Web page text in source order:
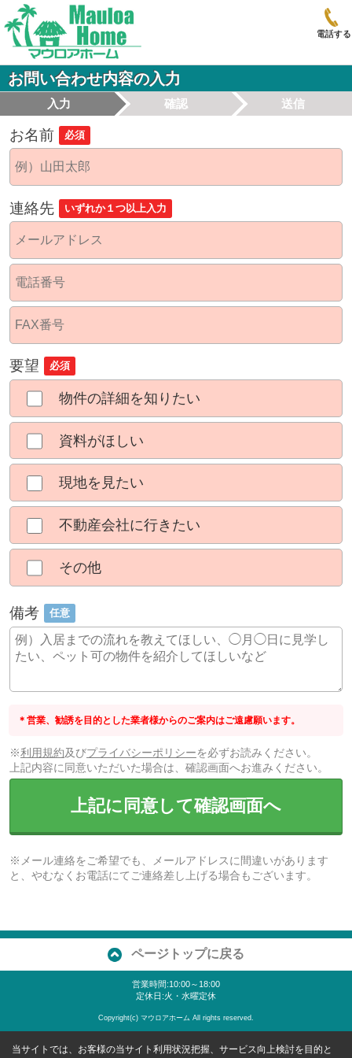
電話する
お問い合わせ内容の入力
入力 確認 送信
お名前 必須
連絡先 いずれか１つ以上入力
要望 必須
物件の詳細を知りたい
資料がほしい
現地を見たい
不動産会社に行きたい
その他
備考 任意
＊営業、勧誘を目的とした業者様からのご案内はご遠慮願います。
※利用規約及びプライバシーポリシーを必ずお読みください。
上記内容に同意いただいた場合は、確認画面へお進みください。
上記に同意して確認画面へ
※メール連絡をご希望でも、メールアドレスに間違いがあります
と、やむなくお電話にてご連絡差し上げる場合もございます。
ページトップに戻る
営業時間:10:00～18:00
定休日:火・水曜定休
Copyright(c) マウロアホーム All rights reserved.
当サイトでは、お客様の当サイト利用状況把握、サービス向上検討を目的と